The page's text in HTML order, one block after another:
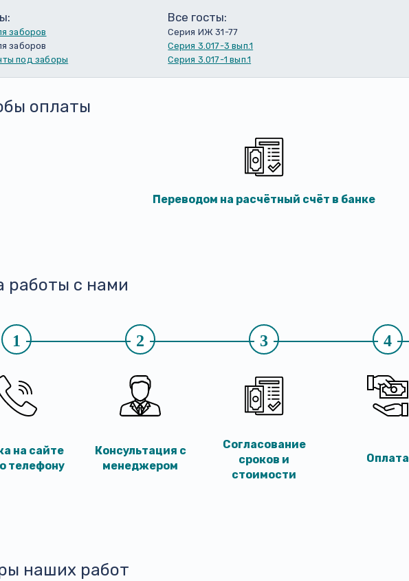
заборов
заборов
под заборы
Все госты:
Серия ИЖ 31-77
Серия 3.017-3 вып.1
Серия 3.017-1 вып.1
оплаты
Переводом на расчётный счёт в банке
работы с нами
1
на сайте
телефону
2
Консультация с
менеджером
3
Согласование
сроков и
стоимости
4
Оплата
наших работ